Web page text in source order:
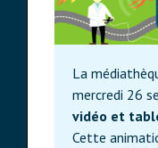
La
mercredi 26
vidéo et
Cette